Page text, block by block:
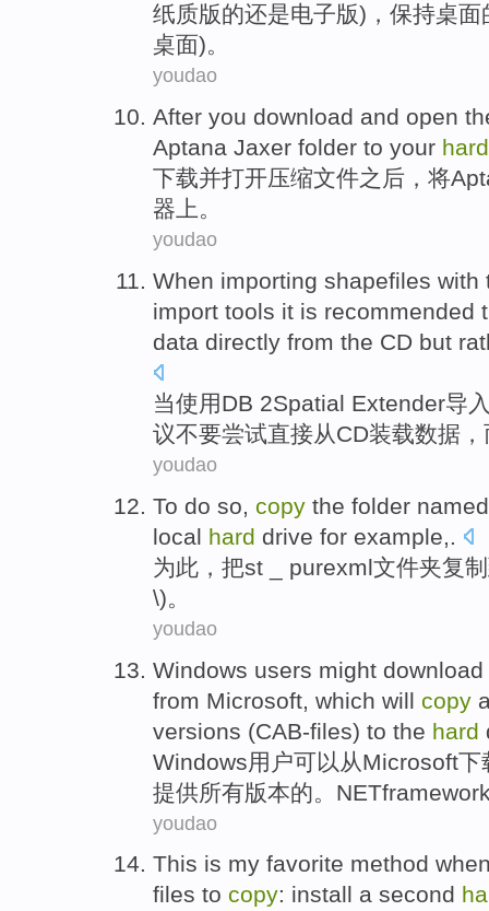
纸质版的还是电子版)， 保持桌面
桌面)。
youdao
After you download and open
Aptana Jaxer folder to your hard
下载并打开压缩文件之后 ，将
器上。
youdao
When importing shapefiles with
import tools it is recommended
data directly from the CD but
当使用DB 2Spatial Extender导
议不要尝试直接从CD装载数据 ，
youdao
To do so, copy the folder
local hard drive for example,.
为此，把st _ purexml文件夹复制
\)。
youdao
Windows users might download
from Microsoft which will copy
versions (CAB-files) to the hard
Windows用户可以 从Microsoft下
提供所有版本的。NET
youdao
This is my favorite method
files to copy: install a second